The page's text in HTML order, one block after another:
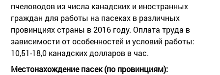
пчеловодов из числа канадских и иностранных
граждан для работы на пасеках в различных
провинциях страны в 2016 году. Оплата труда в
зависимости от особенностей и условий работы:
10,51-18,0 канадских долларов в час.
Местонахождение пасек (по провинциям):